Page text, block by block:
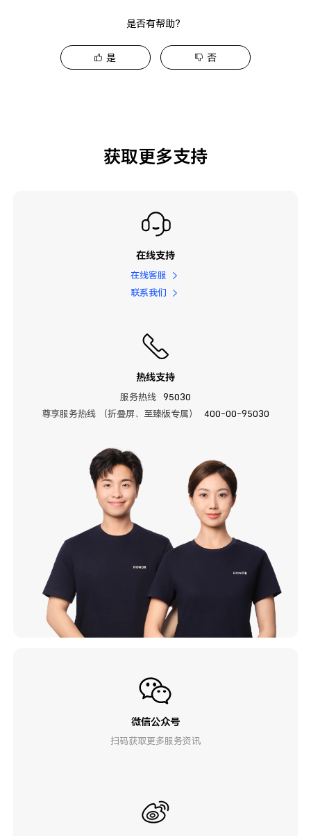
是否有帮助？
是 否
获取更多支持
在线支持
在线客服
联系我们
热线支持
服务热线
95030
尊享服务热线 （折叠屏、至臻版专属）
400-00-95030
微信公众号
扫码获取更多服务资讯